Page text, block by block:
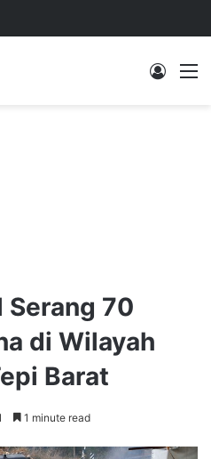
Log In
Serang 70
di Wilayah
Barat
1 minute read